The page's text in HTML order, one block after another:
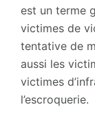
est un terme
victimes de
tentative de
aussi les
victimes
l’escroquerie.